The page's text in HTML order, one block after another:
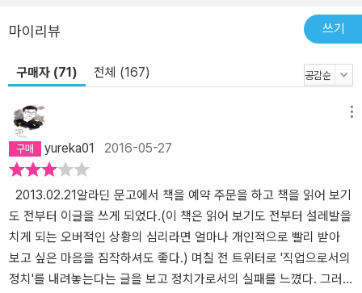
서 노태우 후보가 당선되었지만 그는 전두환처럼 할 수 없었다. 1992
년 보수진영으로 투항한 김영삼 후보가 당선되었지만 그는 전임자보
령은 국가를 개인적 ‘수익 모델’로 만들었지만 민주주의 정치체제 그
그의 정책 공약은 5년 전 낙선했던 진보진영 대통령 후보의 공약보다
더 진보적이었다. 진보 세력은 선거에 졌을 뿐 역사에서 패배한 것이
아니다. 대한민국은 옳은 방향으로 진화하고 있다. 그러니 문재인 대
통령을 보고 싶었던 시민들이 ‘멘붕’에는 빠지지 않았으면 좋겠다.(p.
258~259) 이 책에서도 유시민은 자유주의자답게 모든 문제에 대해
서 개인을 사유와 행위의 주체로 놓고 생각한다. 모든 형태의 집단주
의적 강제를 배격한다. 국가든 사회든 관습이든 종교든 이념이든, 인
간이 그 무엇인가에 예속되는 것을 받아들이지 않는다. 존 스튜어트
밀의 <자유론>을 철학적 사유의 기초로 삼는 그는 스스로 원하는 삶
마이리뷰 쓰기
구매자 (71) 전체 (167)
yureka01 2016-05-27
2013.02.21알라딘 문고에서 책을 예약 주문을 하고 책을 읽어 보기
도 전부터 이글을 쓰게 되었다.(이 책은 읽어 보기도 전부터 설레발을
치게 되는 오버적인 상황의 심리라면 얼마나 개인적으로 빨리 받아
보고 싶은 마음을 짐작하셔도 좋다.) 며칠 전 트위터로 '직업으로서의
정치'를 내려놓는다는 글을 보고 정치가로서의 실패를 느꼈다. 그러